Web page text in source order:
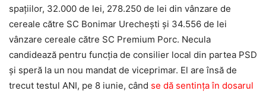
spaţiilor, 32.000 de lei, 278.250 de lei din vânzare de
cereale către SC Bonimar Urecheşti şi 34.556 de lei
vânzare cereale către SC Premium Porc. Necula
candidează pentru funcția de consilier local din partea PSD
și speră la un nou mandat de viceprimar. El are însă de
trecut testul ANI, pe 8 iunie, când se dă sentința în dosarul